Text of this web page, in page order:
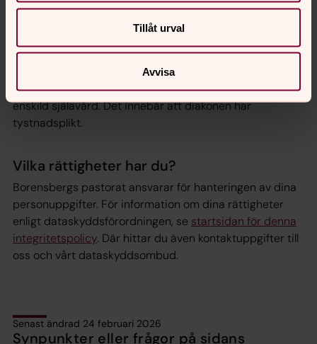
Tillåt urval
Avvisa
därmed även komma att lämnas ut i enlighet med den
inomkyrkliga offentlighetsprincipen, vilket framgår av 11 §
lagen om Svenska kyrkan.
Enligt 54 kap. 1 § kyrkoordningen gäller förbud mot att
röja uppgifter som har anförtrotts en diakon under
enskild själavård. Det innebär att diakonen har
tystnadsplikt.
Vilka rättigheter har du?
Borensbergs pastorat ansvarar för hanteringen av dina
personuppgifter. För information om dina rättigheter
enligt dataskyddsförordningen, se startsidan för denna
integritetspolicy. Där hittar du även kontaktuppgifter till
oss och vårt dataskyddsombud.
Senast ändrad 24 februari 2026
Synpunkter eller frågor på sidans